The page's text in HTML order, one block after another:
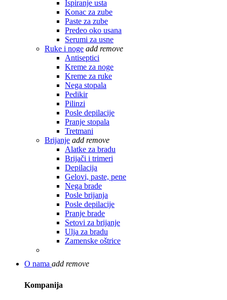
Ispiranje usta
Konac za zube
Paste za zube
Predeo oko usana
Serumi za usne
Ruke i noge add remove
Antiseptici
Kreme za noge
Kreme za ruke
Nega stopala
Pedikir
Pilinzi
Posle depilacije
Pranje stopala
Tretmani
Brijanje add remove
Alatke za bradu
Brijači i trimeri
Depilacija
Gelovi, paste, pene
Nega brade
Posle brijanja
Posle depilacije
Pranje brade
Setovi za brijanje
Ulja za bradu
Zamenske oštrice
O nama add remove
Kompanija